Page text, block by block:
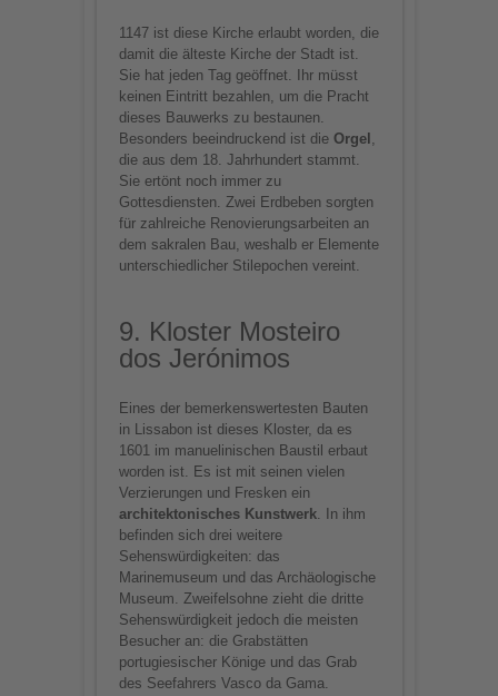
1147 ist diese Kirche erlaubt worden, die
damit die älteste Kirche der Stadt ist.
Sie hat jeden Tag geöffnet. Ihr müsst
keinen Eintritt bezahlen, um die Pracht
dieses Bauwerks zu bestaunen.
Besonders beeindruckend ist die Orgel ,
die aus dem 18. Jahrhundert stammt.
Sie ertönt noch immer zu
Gottesdiensten. Zwei Erdbeben sorgten
für zahlreiche Renovierungsarbeiten an
dem sakralen Bau, weshalb er Elemente
unterschiedlicher Stilepochen vereint.
9. Kloster Mosteiro
dos Jerónimos
Eines der bemerkenswertesten Bauten
in Lissabon ist dieses Kloster, da es
1601 im manuelinischen Baustil erbaut
worden ist. Es ist mit seinen vielen
Verzierungen und Fresken ein
architektonisches Kunstwerk. In ihm
befinden sich drei weitere
Sehenswürdigkeiten: das
Marinemuseum und das Archäologische
Museum. Zweifelsohne zieht die dritte
Sehenswürdigkeit jedoch die meisten
Besucher an: die Grabstätten
portugiesischer Könige und das Grab
des Seefahrers Vasco da Gama.